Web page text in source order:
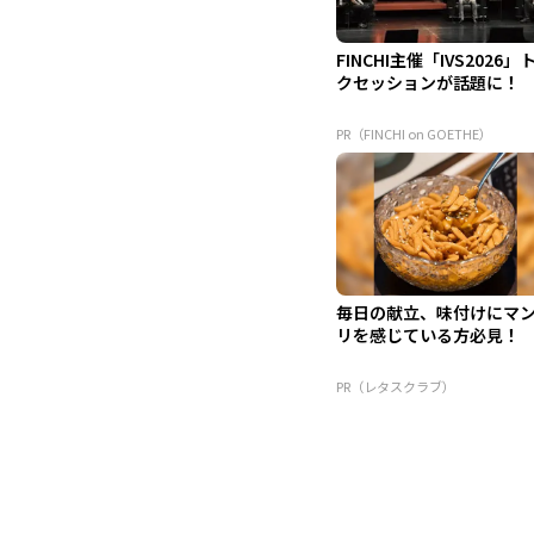
FINCHI主催「IVS2026」
クセッションが話題に！
PR（FINCHI on GOETHE）
毎日の献立、味付けにマ
リを感じている方必見！
PR（レタスクラブ）